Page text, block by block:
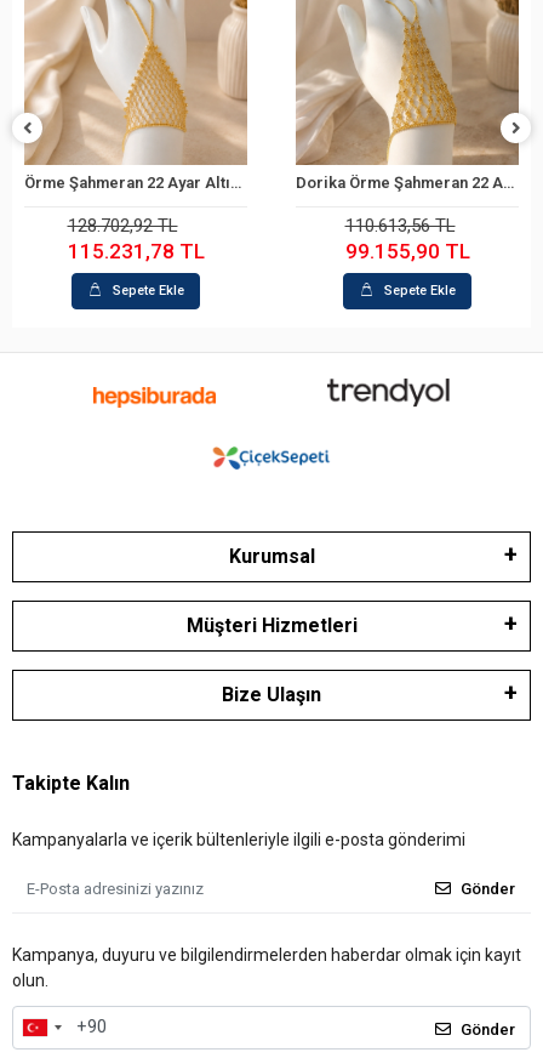
Sepete Ekle
Örme Şahmeran 22 Ayar Altın Bileklik
128.702,92 TL
115.231,78 TL
Sepete Ekle
Sepete Ekle
Dorika Örme Şahmeran 22 Ayar Altın Bileklik
110.613,56 TL
99.155,90 TL
Sepete Ekle
Kurumsal
Müşteri Hizmetleri
Bize Ulaşın
Takipte Kalın
Kampanyalarla ve içerik bültenleriyle ilgili e-posta gönderimi
Gönder
Kampanya, duyuru ve bilgilendirmelerden haberdar olmak için kayıt
olun.
Gönder